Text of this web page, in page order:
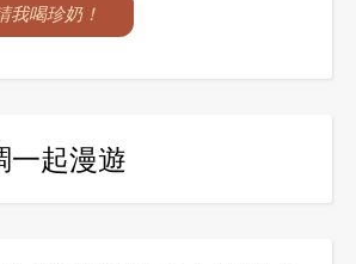
我喝珍奶！
一起漫遊